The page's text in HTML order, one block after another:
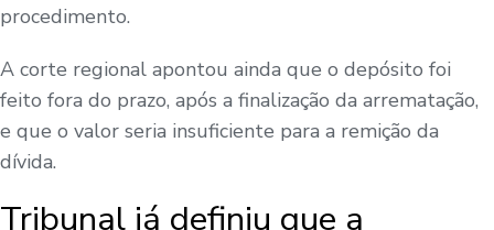
procedimento.
A corte regional apontou ainda que o depósito foi
feito fora do prazo, após a finalização da arrematação,
e que o valor seria insuficiente para a remição da
dívida.
Tribunal já definiu que a